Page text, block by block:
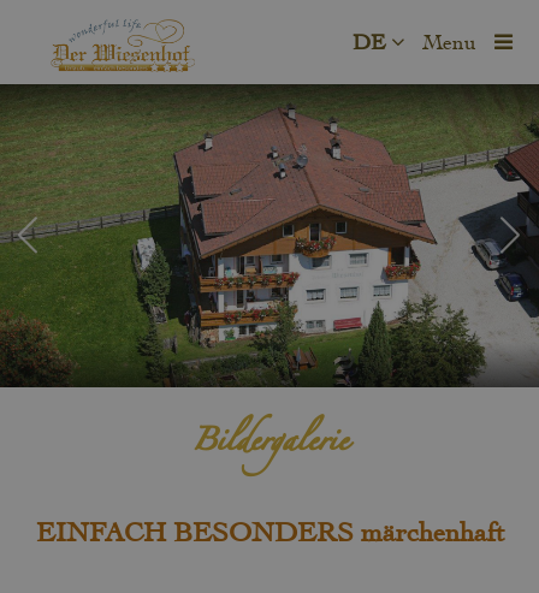
Menu
DE
Bildergalerie
EINFACH BESONDERS märchenhaft